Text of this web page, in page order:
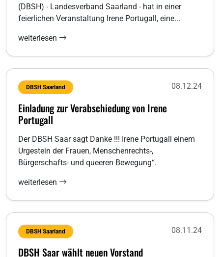
(DBSH) - Landesverband Saarland - hat in einer
feierlichen Veranstaltung Irene Portugall, eine...
weiterlesen
DBSH Saarland 08.12.24
Einladung zur Verabschiedung von Irene
Portugall
Der DBSH Saar sagt Danke !!! Irene Portugall einem
Urgestein der Frauen, Menschenrechts-,
Bürgerschafts- und queeren Bewegung“.
weiterlesen
DBSH Saarland 08.11.24
DBSH Saar wählt neuen Vorstand